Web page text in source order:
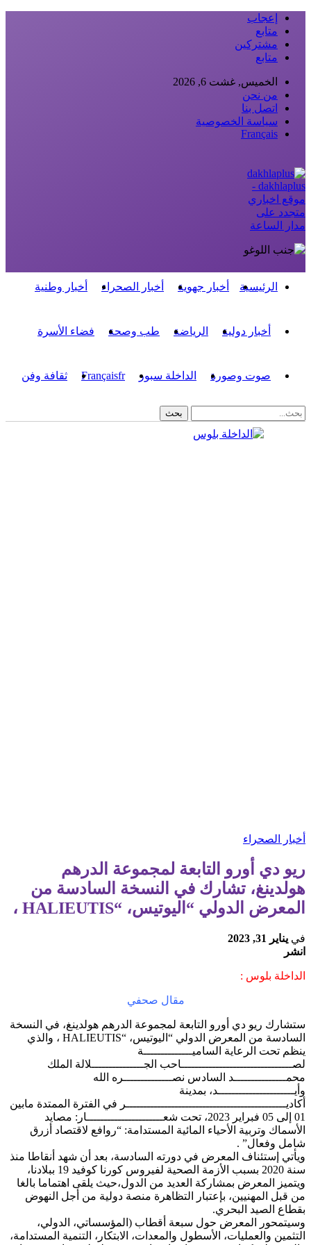
إعجاب
متابع
مشتركين
متابع
الخميس, غشت 6, 2026
من نحن
اتصل بنا
سياسة الخصوصية
Français
dakhlaplus -
موقع اخباري
متجدد على
مدار الساعة
الرئيسية أخبار جهوية أخبار الصحراء أخبار وطنية
أخبار دولية الرياضة طب وصحة فضاء الأسرة
صوت وصورة الداخلة سبور Françaisfr ثقافة وفن
أخبار الصحراء
ريو دي أورو التابعة لمجموعة الدرهم
هولدينغ، تشارك في النسخة السادسة من
المعرض الدولي “اليوتيس، “HALIEUTIS ،
في يناير 31, 2023
انشر
الداخلة بلوس :
مقال صحفي
ستشارك ريو دي أورو التابعة لمجموعة الدرهم هولدينغ، في النسخة
السادسة من المعرض الدولي “اليوتيس، “HALIEUTIS ، والذي
ينظم تحت الرعاية الساميــــــــــــــة
لصــــــــــــــــــــــــــــــــاحب الجـــــــــــــــلالة الملك
محمـــــــــــــــد السادس نصــــــــــــــره الله
وأيــــــــــــــــــــــد، بمدينة
أكاديــــــــــــــــــــــــــــــــــــــــــــــر في الفترة الممتدة مابين
01 إلى 05 فبراير 2023، تحت شعــــــــــــــــــــــار: مصايد
الأسماك وتربية الأحياء المائية المستدامة: “روافع لاقتصاد أزرق
شامل وفعال” .
ويأتي إستئناف المعرض في دورته السادسة، بعد أن شهد أنقاطا منذ
سنة 2020 بسبب الأزمة الصحية لفيروس كورنا كوفيد 19 ببلادنا،
ويتميز المعرض بمشاركة العديد من الدول،حيث يلقى اهتماما بالغا
من قبل المهنيين، بإعتبار التظاهرة منصة دولية من أجل النهوض
بقطاع الصيد البحري.
وسيتمحور المعرض حول سبعة أقطاب (المؤسساتي، الدولي،
التثمين والعمليات، الأسطول والمعدات، الابتكار، التنمية المستدامة،